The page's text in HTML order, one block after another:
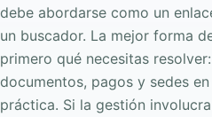
debe abordarse como un
un buscador. La mejor forma
primero qué necesitas
documentos, pagos y sedes
práctica. Si la gestión